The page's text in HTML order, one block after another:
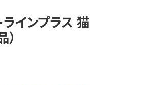
ラインプラス 猫